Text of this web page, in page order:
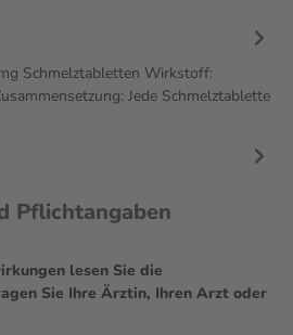
Schmelztabletten Wirkstoff:
Jede Schmelztablette
Pflichtangaben
lesen Sie die
Sie Ihre Ärztin, Ihren Arzt oder